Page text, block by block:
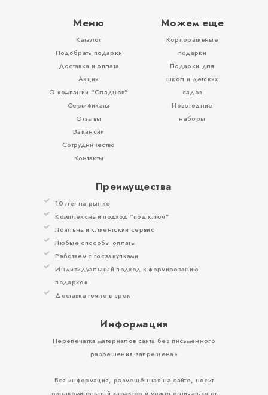
Вложения, игры
Меню
Каталог
Подобрать подарки
Доставка и оплата
Акции
О компании “Сладнов”
Сертификаты
Отзывы
Вакансии
Сотрудничество
Контакты
Можем еще
Корпоративные
подарки
Подарки для
школ и детских
садов
Новогодние
наборы
Преимущества
10 лет на рынке
Комплексный подход “под ключ”
Лояльный клиентский сервис
Любые способы оплаты
Работаем с госзакупками
Индивидуальный подход к формированию
подарков
Доставка точно в срок
Информация
Перепечатка материалов сайта без письменного
разрешения запрещена»
Вся информация, размещённая на сайте, носит